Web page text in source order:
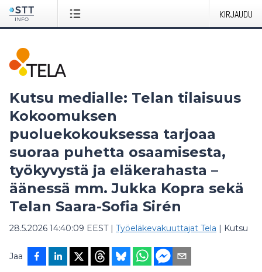
KIRJAUDU
Kutsu medialle: Telan tilaisuus
Kokoomuksen
puoluekokouksessa tarjoaa
suoraa puhetta osaamisesta,
työkyvystä ja eläkerahasta –
äänessä mm. Jukka Kopra sekä
Telan Saara-Sofia Sirén
28.5.2026 14:40:09 EEST| Työeläkevakuuttajat Tela | Kutsu
Jaa